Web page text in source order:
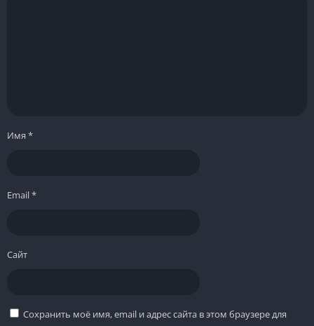
Имя *
Email*
Сайт
Сохранить моё имя, email и адрес сайта в этом браузере для